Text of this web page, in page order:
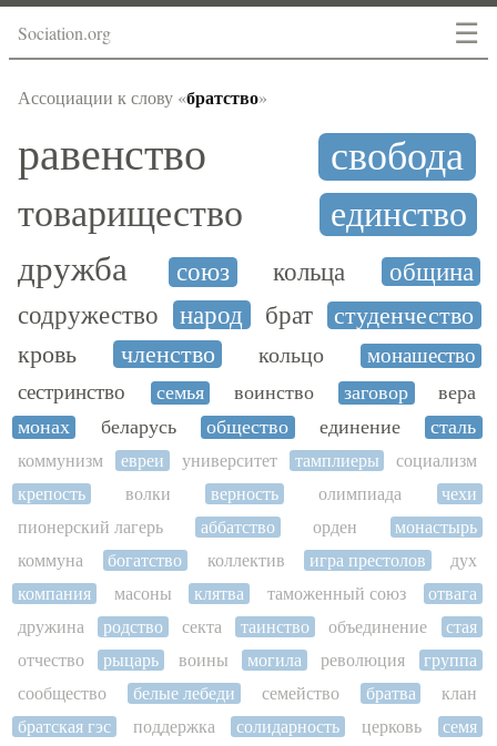
☰
Sociation.org
Ассоциации к слову «братство»
равенство свобода
товарищество единство
дружба союз кольца
община
содружество
народ брат
студенчество
кровь
членство кольцо
монашество
сестринство
семья воинство заговор
вера
монах
беларусь общество единение сталь
коммунизм евреи университет тамплиеры
социализм
крепость
волки верность олимпиада
чехи
пионерский лагерь
аббатство орден
монастырь
коммуна
богатство коллектив игра престолов
дух
компания
масоны клятва таможенный союз
отвага
дружина
родство секта таинство объединение
стая
отчество
рыцарь воины могила революция
группа
сообщество
белые лебеди семейство братва
клан
братская гэс
поддержка солидарность церковь
семя